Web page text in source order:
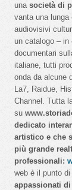
una società di
vanta una lunga
audiovisivi
un catalogo – in
documentari
italiane, tutti
onda da alcune
La7, Raidue,
Channel. Tutta
su
dedicato
artistico e che
più grande
professionali:
web è il punto
appassionati